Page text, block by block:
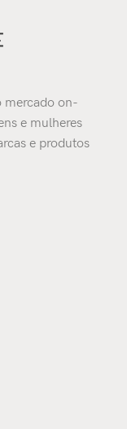
mercado on-
e mulheres
e produtos